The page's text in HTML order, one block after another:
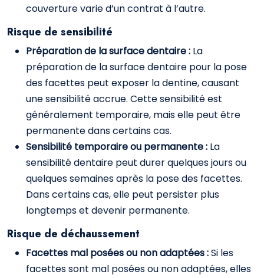
couverture varie d’un contrat à l’autre.
Risque de sensibilité
Préparation de la surface dentaire : La
préparation de la surface dentaire pour la pose
des facettes peut exposer la dentine, causant
une sensibilité accrue. Cette sensibilité est
généralement temporaire, mais elle peut être
permanente dans certains cas.
Sensibilité temporaire ou permanente : La
sensibilité dentaire peut durer quelques jours ou
quelques semaines après la pose des facettes.
Dans certains cas, elle peut persister plus
longtemps et devenir permanente.
Risque de déchaussement
Facettes mal posées ou non adaptées :Si les
facettes sont mal posées ou non adaptées, elles